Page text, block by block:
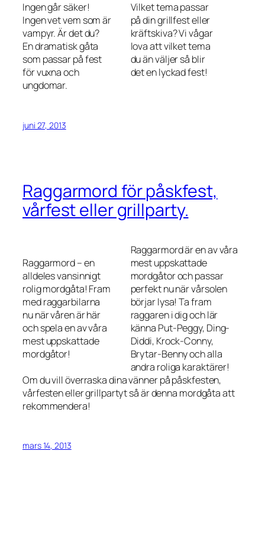
Ingen går säker!
Ingen vet vem som är
vampyr. Är det du?
En dramatisk gåta
som passar på fest
för vuxna och
ungdomar.
Vilket tema passar
på din grillfest eller
kräftskiva? Vi vågar
lova att vilket tema
du än väljer så blir
det en lyckad fest!
juni 27, 2013
Raggarmord för påskfest,
vårfest eller grillparty.
Raggarmord – en
alldeles vansinnigt
rolig mordgåta! Fram
med raggarbilarna
nu när våren är här
och spela en av våra
mest uppskattade
mordgåtor!
Raggarmord är en av våra
mest uppskattade
mordgåtor och passar
perfekt nu när vårsolen
börjar lysa! Ta fram
raggaren i dig och lär
känna Put-Peggy, Ding-
Diddi, Krock-Conny,
Brytar-Benny och alla
andra roliga karaktärer!
Om du vill överraska dina vänner på påskfesten,
vårfesten eller grillpartyt så är denna mordgåta att
rekommendera!
mars 14, 2013